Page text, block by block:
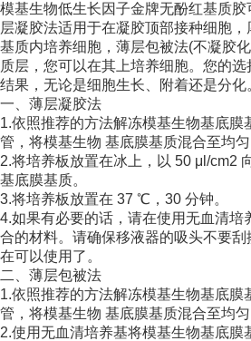
模基生物低生长因子金牌无酚红基质
层凝胶法适用于在凝胶顶部接种细胞
基质内培养细胞，薄层包被法(不凝胶
质层，您可以在其上培养细胞。您的
结果，无论是细胞生长、附着还是分化
一、薄层凝胶法
1.依照推荐的方法解冻模基生物基底膜
管，将模基生物 基底膜基质混合至均匀
2.将培养板放置在冰上，以 50 μl/cm2
基底膜基质。
3.将培养板放置在 37 ℃，30 分钟。
4.如果有必要的话，请在使用无血清培
合的材料。请确保移液器的吸头不要
在可以使用了。
二、薄层包被法
1.依照推荐的方法解冻模基生物基底膜
管，将模基生物 基底膜基质混合至均匀
2.使用无血清培养基将模基生物基底膜